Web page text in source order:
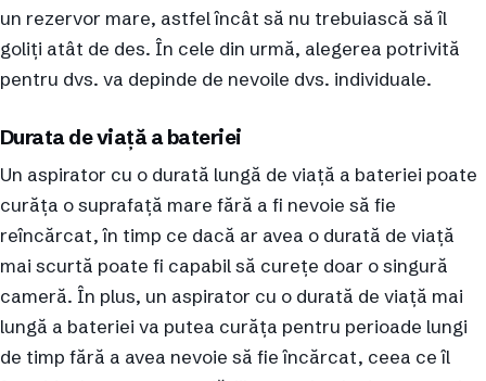
un rezervor mare, astfel încât să nu trebuiască să îl
goliți atât de des. În cele din urmă, alegerea potrivită
pentru dvs. va depinde de nevoile dvs. individuale.
Durata de viață a bateriei
Un aspirator cu o durată lungă de viață a bateriei poate
curăța o suprafață mare fără a fi nevoie să fie
reîncărcat, în timp ce dacă ar avea o durată de viață
mai scurtă poate fi capabil să curețe doar o singură
cameră. În plus, un aspirator cu o durată de viață mai
lungă a bateriei va putea curăța pentru perioade lungi
de timp fără a avea nevoie să fie încărcat, ceea ce îl